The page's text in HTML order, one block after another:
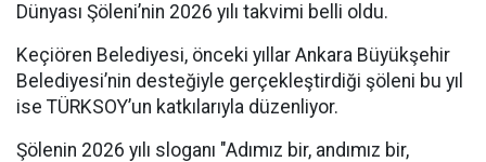
Dünyası Şöleni’nin 2026 yılı takvimi belli oldu.
Keçiören Belediyesi, önceki yıllar Ankara Büyükşehir
Belediyesi’nin desteğiyle gerçekleştirdiği şöleni bu yıl
ise TÜRKSOY’un katkılarıyla düzenliyor.
Şölenin 2026 yılı sloganı "Adımız bir, andımız bir,